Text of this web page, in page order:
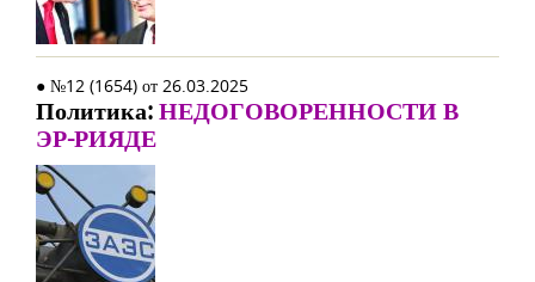
● №12 (1654) от 26.03.2025
Политика:НЕДОГОВОРЕННОСТИ В
ЭР-РИЯДЕ